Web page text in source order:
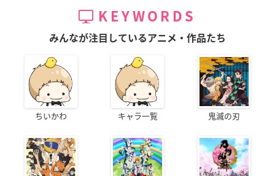
KEYWORDS
みんなが注目しているアニメ・作品たち
ちいかわ キャラ一覧 鬼滅の刃